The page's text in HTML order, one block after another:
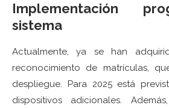
Implementación
sistema
Actualmente, ya se han
reconocimiento de matrículas,
despliegue. Para 2025 está
dispositivos adicionales.